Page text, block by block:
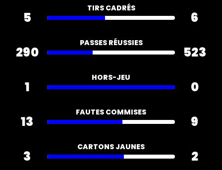
TIRS CADRÉS
5 6
PASSES RÉUSSIES
290 523
HORS-JEU
1 0
FAUTES COMMISES
13 9
CARTONS JAUNES
3 2